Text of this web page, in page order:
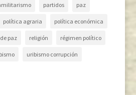
partidos paz
política agraria política económica
paz religión régimen político
uribismo corrupción